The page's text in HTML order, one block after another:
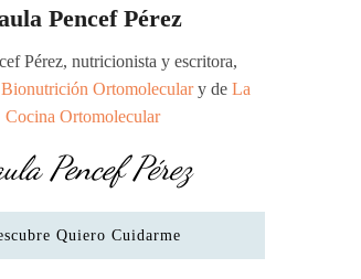
Pencef Pérez
Pérez, nutricionista y escritora,
Bionutrición Ortomoleculary de La
Cocina Ortomolecular
Pencef Pérez
Quiero Cuidarme